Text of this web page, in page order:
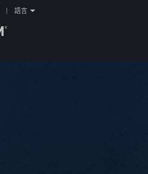
語言